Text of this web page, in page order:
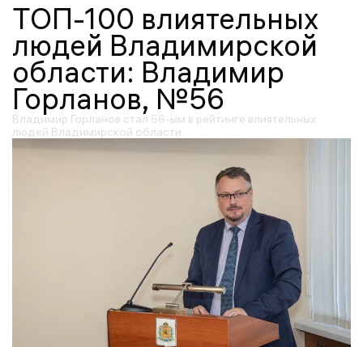
ТОП-100 влиятельных
людей Владимирской
области: Владимир
Горланов, №56
Владимир Горланов стал 56-ым в рейтинге влиятельных
людей Владимирской области